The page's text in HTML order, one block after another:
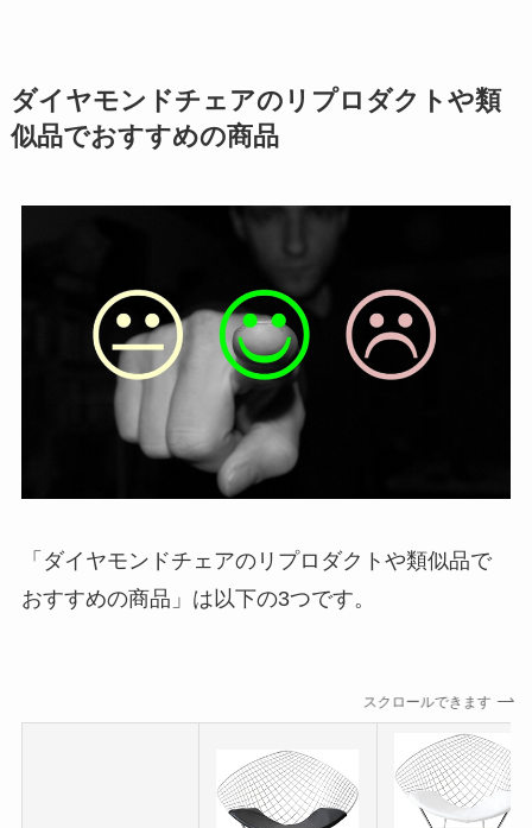
ダイヤモンドチェアのリプロダクトや類
似品でおすすめの商品
「ダイヤモンドチェアのリプロダクトや類似品で
おすすめの商品」は以下の3つです。
スクロールできます